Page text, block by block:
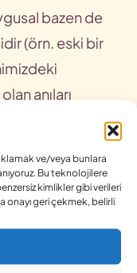
ve/veya bunlara
Bu teknolojilere
kimlikler gibi verileri
onayı geri çekmek, belirli
bazen de
(örn. eski bir
anıları
‘kalıcı
Var
yoktur